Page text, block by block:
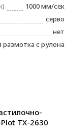
1000 мм/сек
серво
нет
с рулона
TX-2630